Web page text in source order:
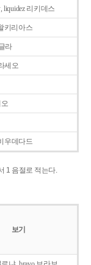
liquidez 리키데스
키리아스
라
세오
우데다드
1 음절로 적는다.
보기